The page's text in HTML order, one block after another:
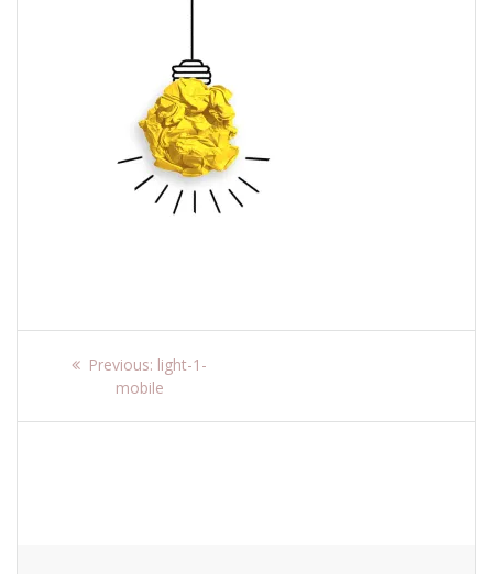
Navigare
Previous: Previous
post:
light-1-
mobile